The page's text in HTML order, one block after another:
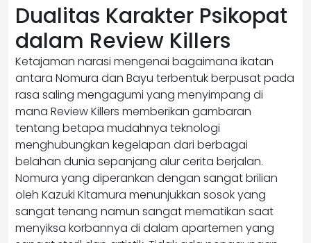
Dualitas Karakter Psikopat
dalam Review Killers
Ketajaman narasi mengenai bagaimana ikatan
antara Nomura dan Bayu terbentuk berpusat pada
rasa saling mengagumi yang menyimpang di
mana Review Killers memberikan gambaran
tentang betapa mudahnya teknologi
menghubungkan kegelapan dari berbagai
belahan dunia sepanjang alur cerita berjalan.
Nomura yang diperankan dengan sangat brilian
oleh Kazuki Kitamura menunjukkan sosok yang
sangat tenang namun sangat mematikan saat
menyiksa korbannya di dalam apartemen yang